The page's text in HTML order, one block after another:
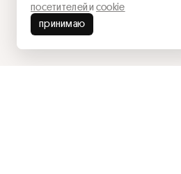
посетителейи cookie
принимаю